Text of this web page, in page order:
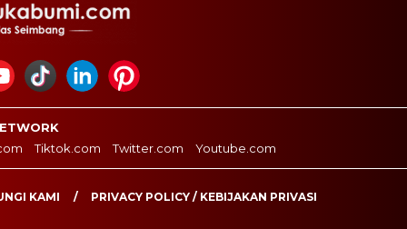
Tiktok.com Twitter.com Youtube.com
KAMI PRIVACY POLICY / KEBIJAKAN PRIVASI